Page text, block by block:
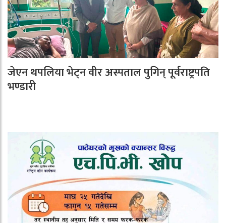
जेएन थपलिया भेट्न वीर अस्पताल पुगिन् पूर्वराष्ट्रपति
भण्डारी